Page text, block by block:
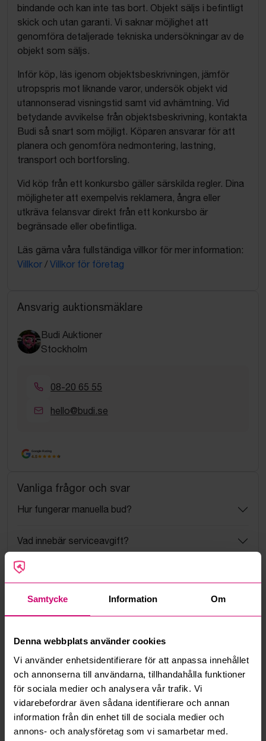
Samtycke Information Om
Denna webbplats använder cookies
Vi använder enhetsidentifierare för att anpassa innehållet
och annonserna till användarna, tillhandahålla funktioner
för sociala medier och analysera vår trafik. Vi
vidarebefordrar även sådana identifierare och annan
information från din enhet till de sociala medier och
annons- och analysföretag som vi samarbetar med.
bindande och kan inte tas bort. Objekt säljs i befintligt
skick och utan garanti. Vi saknar möjlighet att
genomföra detaljerade tekniska undersökningar av de
objekt som säljs.
Inför köp, läs igenom objektsbeskrivningen, jämför
utropspris mot liknande varor, undersök objekt vid
utannonserad visningstid samt vid avhämtning. Vid
betydande avvikelse från objektsbeskrivning, kontakta
Budi så snart som möjligt. Köparen ansvarar för att
planera och genomföra nedmontering, lastning,
transport och bortforsling.
Vid köp från ett konkursbo gäller särskilda regler. Dina
möjligheter att exempelvis reklamera, ångra eller
utkräva felansvar direkt från ett konkursbo är
begränsade eller obefintliga.
Läs gärna våra fullständiga villkor för mer information:
Villkor / Villkor för företag
Ansvarig auktionsmäklare
Budi Auktioner
Stockholm
08-20 65 55
hello@budi.se
Google Rating
4.5
Vanliga frågor och svar
Hur fungerar manuella bud?
Vad innebär serviceavgift?
Vad är ett reservationspris?
Hur fungerar maxbud?
Kan jag ångra ett bud?
Kan ni frakta mina vunna objekt?
Läs fler frågor och svar